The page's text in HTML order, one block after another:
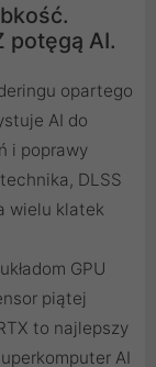
potęgą AI.
opartego
AI do
i poprawy
DLSS
wielu klatek
GPU
piątej
to najlepszy
AI